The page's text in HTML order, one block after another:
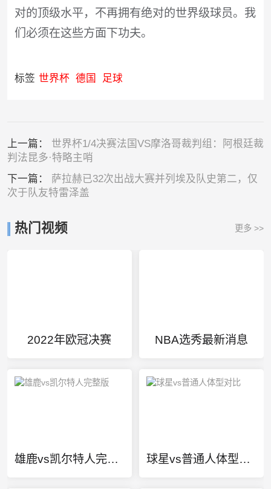
对的顶级水平，不再拥有绝对的世界级球员。我
们必须在这些方面下功夫。
标签 世界杯 德国 足球
上一篇： 世界杯1/4决赛法国VS摩洛哥裁判组：阿根廷裁
判法昆多·特略主哨
下一篇： 萨拉赫已32次出战大赛并列埃及队史第二，仅
次于队友特雷泽盖
热门视频 更多 >>
2022年欧冠决赛 NBA选秀最新消息
雄鹿vs凯尔特人完整版 球星vs普通人体型对比